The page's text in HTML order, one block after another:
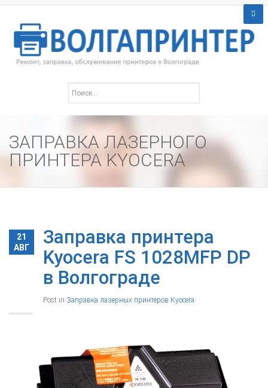
ЗАПРАВКА ЛАЗЕРНОГО
ПРИНТЕРА KYOCERA
21
АВГ
Заправка принтера
Kyocera FS 1028MFP DP
в Волгограде
Post in Заправка лазерных принтеров Kyocera